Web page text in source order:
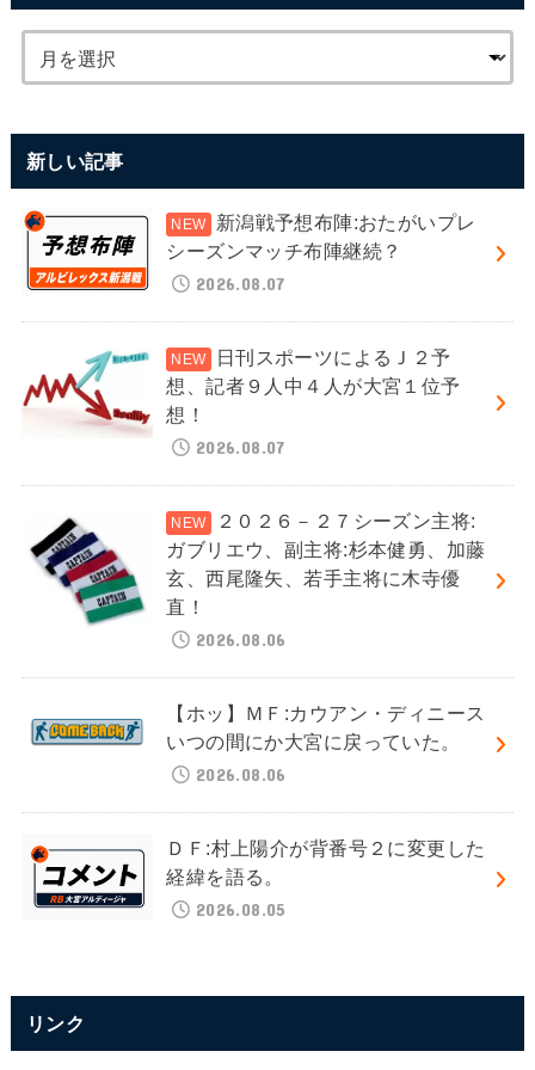
新しい記事
新潟戦予想布陣:おたがいプレ
シーズンマッチ布陣継続？
2026.08.07
日刊スポーツによるＪ２予
想、記者９人中４人が大宮１位予
想！
2026.08.07
２０２６－２７シーズン主将:
ガブリエウ、副主将:杉本健勇、加藤
玄、西尾隆矢、若手主将に木寺優
直！
2026.08.06
【ホッ】ＭＦ:カウアン・ディニース
いつの間にか大宮に戻っていた。
2026.08.06
ＤＦ:村上陽介が背番号２に変更した
経緯を語る。
2026.08.05
リンク